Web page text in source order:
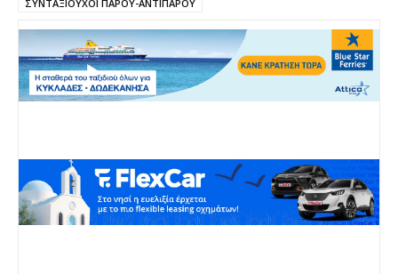
ΣΥΝΤΑΞΙΟΥΧΟΙ ΠΑΡΟΥ-ΑΝΤΙΠΑΡΟΥ